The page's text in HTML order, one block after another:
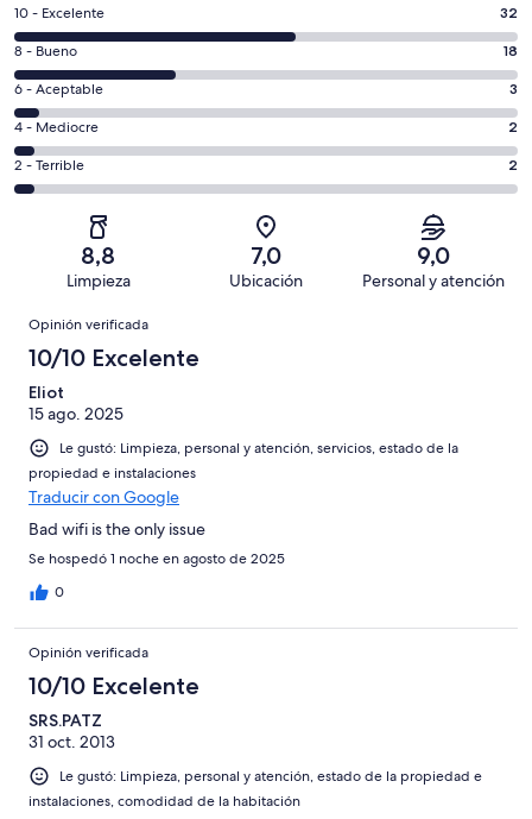
Evaluación:
10
-
Excelente.
32
de
57
opiniones
10 - Excelente 32
Evaluación:
8
-
Bueno.
18
de
opiniones
8 - Bueno 18
Evaluación:
6
-
Aceptable.
3
opiniones
6 - Aceptable 3
Evaluación:
4
-
4 - Mediocre 2
Evaluación:
2
57
2 - Terrible 2
8,8
Limpieza
7,0
Ubicación
9,0
Personal y atención
Opiniones
Opinión verificada
10/10 Excelente
Eliot
15 ago. 2025
Le gustó: Limpieza, personal y atención, servicios, estado de la
propiedad e instalaciones
Traducir con Google
Bad wifi is the only issue
Se hospedó 1 noche en agosto de 2025
0
Opinión verificada
10/10 Excelente
SRS.PATZ
31 oct. 2013
Le gustó: Limpieza, personal y atención, estado de la propiedad e
instalaciones, comodidad de la habitación